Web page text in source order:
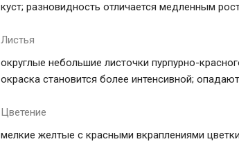
куст; разновидность отличается медленным
Листья
округлые небольшие листочки пурпурно-
окраска становится более интенсивной;
Цветение
мелкие желтые с красными вкраплениями